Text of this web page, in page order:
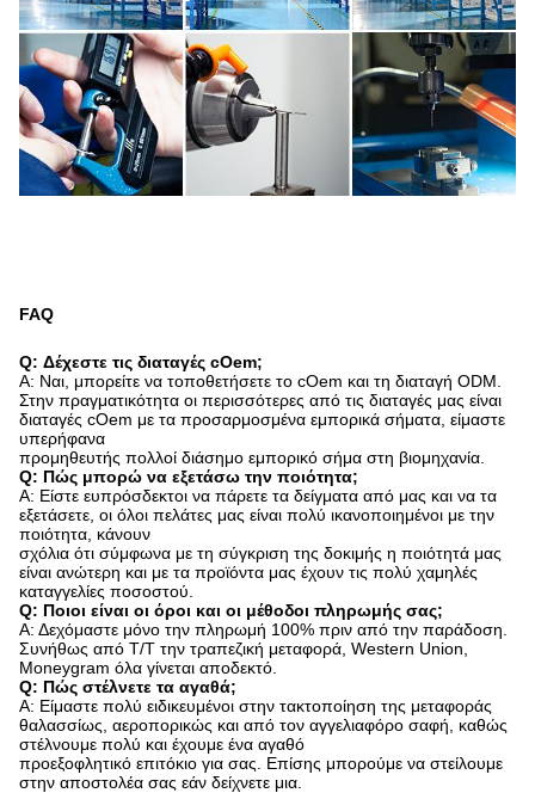
FAQ
Q: Δέχεστε τις διαταγές cOem;
Α: Ναι, μπορείτε να τοποθετήσετε το cOem και τη διαταγή ODM.
Στην πραγματικότητα οι περισσότερες από τις διαταγές μας είναι
διαταγές cOem με τα προσαρμοσμένα εμπορικά σήματα, είμαστε
υπερήφανα
προμηθευτής πολλοί διάσημο εμπορικό σήμα στη βιομηχανία.
Q: Πώς μπορώ να εξετάσω την ποιότητα;
Α: Είστε ευπρόσδεκτοι να πάρετε τα δείγματα από μας και να τα
εξετάσετε, οι όλοι πελάτες μας είναι πολύ ικανοποιημένοι με την
ποιότητα, κάνουν
σχόλια ότι σύμφωνα με τη σύγκριση της δοκιμής η ποιότητά μας
είναι ανώτερη και με τα προϊόντα μας έχουν τις πολύ χαμηλές
καταγγελίες ποσοστού.
Q: Ποιοι είναι οι όροι και οι μέθοδοι πληρωμής σας;
Α: Δεχόμαστε μόνο την πληρωμή 100% πριν από την παράδοση.
Συνήθως από T/T την τραπεζική μεταφορά, Western Union,
Moneygram όλα γίνεται αποδεκτό.
Q: Πώς στέλνετε τα αγαθά;
Α: Είμαστε πολύ ειδικευμένοι στην τακτοποίηση της μεταφοράς
θαλασσίως, αεροπορικώς και από τον αγγελιαφόρο σαφή, καθώς
στέλνουμε πολύ και έχουμε ένα αγαθό
προεξοφλητικό επιτόκιο για σας. Επίσης μπορούμε να στείλουμε
στην αποστολέα σας εάν δείχνετε μια.